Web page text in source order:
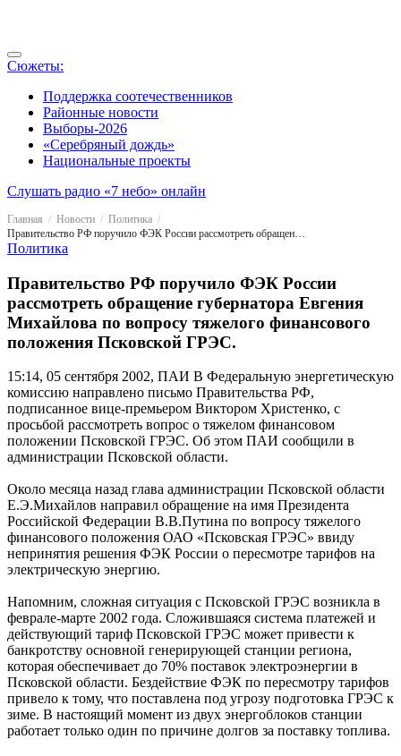
Сюжеты:
Поддержка соотечественников
Районные новости
Выборы-2026
«Серебряный дождь»
Национальные проекты
Слушать радио «7 небо» онлайн
Главная Новости
Политика
Правительство РФ поручило ФЭК России рассмотреть обращение губернатора Евгения Михайлова по вопросу тяжелого финансового положения Псковской ГРЭС.
Политика
Правительство РФ поручило ФЭК России
рассмотреть обращение губернатора Евгения
Михайлова по вопросу тяжелого финансового
положения Псковской ГРЭС.
15:14, 05 сентября 2002, ПАИ В Федеральную энергетическую
комиссию направлено письмо Правительства РФ,
подписанное вице-премьером Виктором Христенко, с
просьбой рассмотреть вопрос о тяжелом финансовом
положении Псковской ГРЭС. Об этом ПАИ сообщили в
администрации Псковской области.
Около месяца назад глава администрации Псковской области
Е.Э.Михайлов направил обращение на имя Президента
Российской Федерации В.В.Путина по вопросу тяжелого
финансового положения ОАО «Псковская ГРЭС» ввиду
непринятия решения ФЭК России о пересмотре тарифов на
электрическую энергию.
Напомним, сложная ситуация с Псковской ГРЭС возникла в
феврале-марте 2002 года. Сложившаяся система платежей и
действующий тариф Псковской ГРЭС может привести к
банкротству основной генерирующей станции региона,
которая обеспечивает до 70% поставок электроэнергии в
Псковской области. Бездействие ФЭК по пересмотру тарифов
привело к тому, что поставлена под угрозу подготовка ГРЭС к
зиме. В настоящий момент из двух энергоблоков станции
работает только один по причине долгов за поставку топлива.